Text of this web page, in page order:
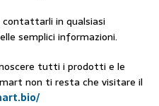
contattarli in qualsiasi
semplici informazioni.
tutti i prodotti e le
non ti resta che visitare il